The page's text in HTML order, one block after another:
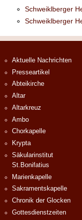
Schweiklberger
Schweiklberger
Aktuelle Nachrichten
Presseartikel
Abteikirche
Altar
Altarkreuz
Ambo
Chorkapelle
Krypta
Säkularinstitut
St.Bonifatius
Marienkapelle
Sakramentskapelle
Chronik der Glocken
Gottesdienstzeiten